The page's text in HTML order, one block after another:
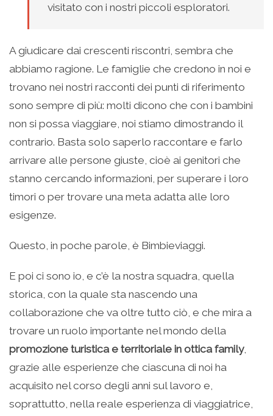
visitato con i nostri piccoli esploratori.
A giudicare dai crescenti riscontri, sembra che
abbiamo ragione. Le famiglie che credono in noi e
trovano nei nostri racconti dei punti di riferimento
sono sempre di più: molti dicono che con i bambini
non si possa viaggiare, noi stiamo dimostrando il
contrario. Basta solo saperlo raccontare e farlo
arrivare alle persone giuste, cioè ai genitori che
stanno cercando informazioni, per superare i loro
timori o per trovare una meta adatta alle loro
esigenze.
Questo, in poche parole, è Bimbieviaggi.
E poi ci sono io, e c’è la nostra squadra, quella
storica, con la quale sta nascendo una
collaborazione che va oltre tutto ciò, e che mira a
trovare un ruolo importante nel mondo della
promozione turistica e territoriale in ottica family,
grazie alle esperienze che ciascuna di noi ha
acquisito nel corso degli anni sul lavoro e,
soprattutto, nella reale esperienza di viaggiatrice,